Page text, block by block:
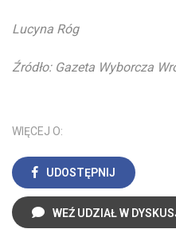
Lucyna Róg
Źródło: Gazeta Wyborcza
WIĘCEJ O:
UDOSTĘPNIJ
WEŹ UDZIAŁ W